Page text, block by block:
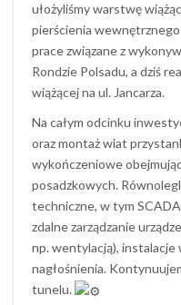
ułożyliśmy warstwę
pierścienia
prace związane z
Rondzie Polsadu, a dziś
wiążącej na ul. Jancarza.
Na całym odcinku
oraz montaż wiat
wykończeniowe
posadzkowych.
techniczne, w tym
zdalne zarządzanie
np. wentylacją),
nagłośnienia.
tunelu.